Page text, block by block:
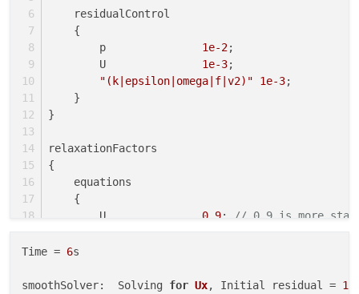
    residualControl
    {
        p
1e-2;
        U
1e-3;
"(k|epsilon|omega|f|v2)"
1e-3;
    }
}
relaxationFactors
{
    equations
    {
        U
0.9;
// 0.9 is more
        p
}
Time = 6s
smoothSolver:  Solving for Ux, Initial residual = 1